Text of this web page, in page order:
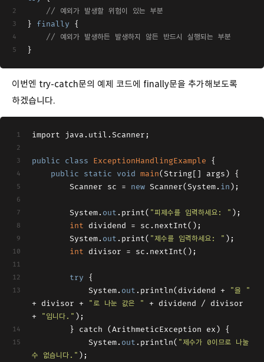
// 예외가 발생할 위험이 있는 부분
} finally {
// 예외가 발생하든 발생하지 않든 반드시 실행되는 부분
}
이번엔 try-catch문의 예제 코드에 finally문을 추가해보도록
하겠습니다.
import java.util.Scanner;
public class ExceptionHandlingExample {
public
static void main(String[] args) {
        Scanner sc =
new Scanner(System. in);
        System.
out .print( "피제수를 입력하세요: " );
int dividend = sc.nextInt();
        System.
out .print( "제수를 입력하세요: " );
int divisor = sc.nextInt();
try {
            System.
out .println(dividend +
"을 "
+ divisor +
"로 나눈 값은 "
+ dividend / divisor
+
"입니다." );
        } catch (ArithmeticException ex) {
            System.
out .println( "제수가 0이므로 나눌
수 없습니다." );